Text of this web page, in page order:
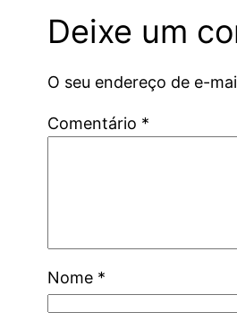
Deixe um
O seu endereço de e-
Comentário *
Nome *